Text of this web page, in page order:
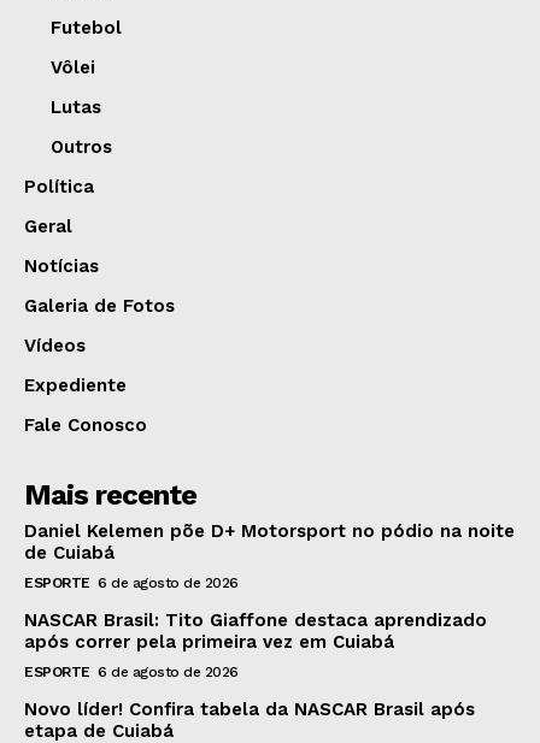
Futebol
Vôlei
Lutas
Outros
Política
Geral
Notícias
Galeria de Fotos
Vídeos
Expediente
Fale Conosco
Mais recente
Daniel Kelemen põe D+ Motorsport no pódio na noite
de Cuiabá
ESPORTE 6 de agosto de 2026
NASCAR Brasil: Tito Giaffone destaca aprendizado
após correr pela primeira vez em Cuiabá
ESPORTE 6 de agosto de 2026
Novo líder! Confira tabela da NASCAR Brasil após
etapa de Cuiabá